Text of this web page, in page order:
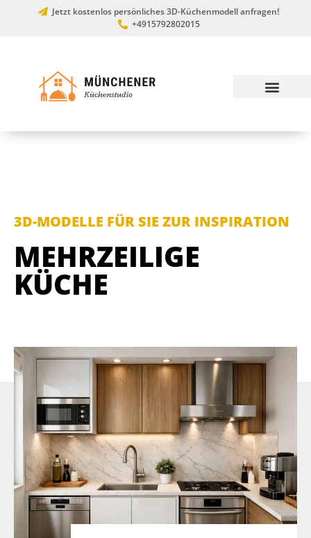
Jetzt kostenlos persönliches 3D-Küchenmodell anfragen!
+4915792802015
3D-MODELLE FÜR SIE ZUR INSPIRATION
MEHRZEILIGE
KÜCHE